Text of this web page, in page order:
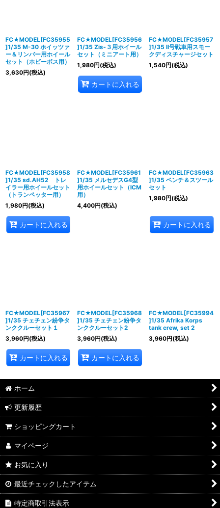
FC★MODEL[FC35955
]1/35 M-30 ホイッツァ
ー＆リンバー用ホイール
セット（ホビーボス用）
3,630円(税込)
FC★MODEL[FC35956
]1/35 Zis-３用ホイール
セット（ミニアート用）
1,980円(税込)
カートに入れる
FC★MODEL[FC35957
]1/35 II号戦車用スモー
クディスチャージセット
1,540円(税込)
FC★MODEL[FC35958
]1/35 sd.AH52 トレ
イラー用ホイールセット
（トランペッター用）
1,980円(税込)
カートに入れる
FC★MODEL[FC35961
]1/35 メルセデスG4型
用ホイールセット（ICM
用）
4,400円(税込)
FC★MODEL[FC35963
]1/35 ベンチ＆スツール
セット
1,980円(税込)
カートに入れる
FC★MODEL[FC35967
]1/35 チェチェン紛争タ
ンククルーセット１
3,960円(税込)
カートに入れる
FC★MODEL[FC35968
]1/35 チェチェン紛争タ
ンククルーセット2
3,960円(税込)
カートに入れる
FC★MODEL[FC35994
]1/35 Afrika Korps
tank crew, set 2
3,960円(税込)
ホーム
更新履歴
ショッピングカート
マイページ
お気に入り
最近チェックしたアイテム
特定商取引法表示